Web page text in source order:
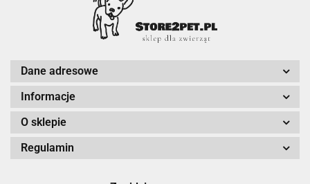
Dane adresowe
Informacje
O sklepie
Regulamin